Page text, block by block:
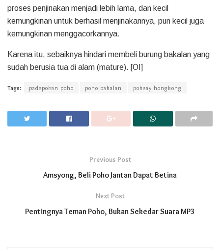
proses penjinakan menjadi lebih lama, dan kecil
kemungkinan untuk berhasil menjinakannya, pun kecil juga
kemungkinan menggacorkannya.
Karena itu, sebaiknya hindari membeli burung bakalan yang
sudah berusia tua di alam (mature). [OI]
Tags: padepokan poho poho bakalan poksay hongkong
Previous Post
Amsyong, Beli Poho Jantan Dapat Betina
Next Post
Pentingnya Teman Poho, Bukan Sekedar Suara MP3